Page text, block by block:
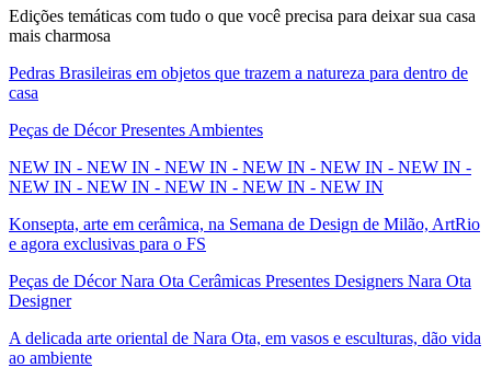
Edições temáticas com tudo o que você precisa para deixar sua casa
mais charmosa
Pedras Brasileiras em objetos que trazem a natureza para dentro de
casa
Peças de Décor Presentes Ambientes
NEW IN - NEW IN - NEW IN - NEW IN - NEW IN - NEW IN -
NEW IN - NEW IN - NEW IN - NEW IN - NEW IN
Konsepta, arte em cerâmica, na Semana de Design de Milão, ArtRio
e agora exclusivas para o FS
Peças de Décor Nara Ota Cerâmicas Presentes Designers Nara Ota
Designer
A delicada arte oriental de Nara Ota, em vasos e esculturas, dão vida
ao ambiente